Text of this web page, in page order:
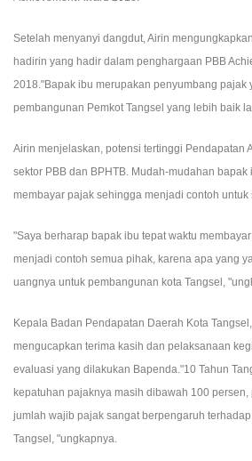
Setelah menyanyi dangdut, Airin
hadirin yang hadir dalam penghargaan PBB
2018."Bapak ibu merupakan penyumbang pajak
pembangunan Pemkot Tangsel yang lebih baik
Airin menjelaskan, potensi tertinggi Pendapatan
sektor PBB dan BPHTB. Mudah-mudahan bapak
membayar pajak sehingga menjadi contoh untuk
"Saya berharap bapak ibu tepat waktu
menjadi contoh semua pihak, karena apa yang
uangnya untuk pembangunan kota Tangsel,
Kepala Badan Pendapatan Daerah Kota
mengucapkan terima kasih dan pelaksanaan
evaluasi yang dilakukan Bapenda."10 Tahun
kepatuhan pajaknya masih dibawah 100
jumlah wajib pajak sangat berpengaruh
Tangsel, "ungkapnya.